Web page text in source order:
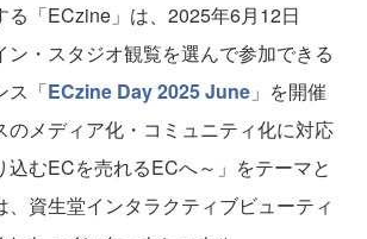
「ECzine」は、2025年6月12日
ン・スタジオ観覧を選んで参加できる
ス「ECzine Day 2025 June 」を開催
のメディア化・コミュニティ化に対応
込むECを売れるECへ～」をテーマと
、資生堂インタラクティブビューティ